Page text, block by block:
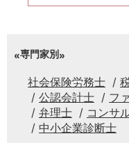
専門家別
社会保険労務士
公認会計士
フ
弁理士
コンサ
中小企業診断士